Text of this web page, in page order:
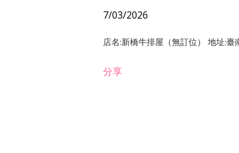
7/03/2026
店名:新橋牛排屋（無訂位） 地址:
分享